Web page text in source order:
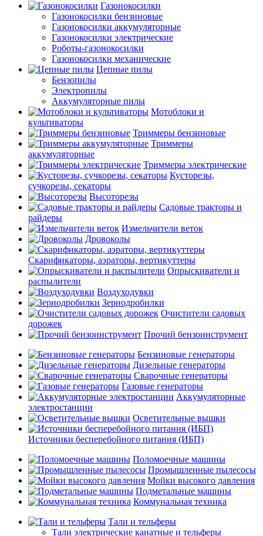
Газонокосилки
Газонокосилки бензиновые
Газонокосилки аккумуляторные
Газонокосилки электрические
Роботы-газонокосилки
Газонокосилки механические
Цепные пилы
Бензопилы
Электропилы
Аккумуляторные пилы
Мотоблоки и
культиваторы
Триммеры бензиновые
Триммеры
аккумуляторные
Триммеры электрические
Кусторезы,
сучкорезы, секаторы
Высоторезы
Садовые тракторы и
райдеры
Измельчители веток
Дровоколы
Скарификаторы, аэраторы, вертикуттеры
Опрыскиватели и
распылители
Воздуходувки
Зернодробилки
Очистители садовых
дорожек
Прочий бензоинструмент
Бензиновые генераторы
Дизельные генераторы
Сварочные генераторы
Газовые генераторы
Аккумуляторные
электростанции
Осветительные вышки
Источники бесперебойного питания (ИБП)
Поломоечные машины
Промышленные пылесосы
Мойки высокого давления
Подметальные машины
Коммунальная техника
Тали и тельферы
Тали электрические канатные и тельферы